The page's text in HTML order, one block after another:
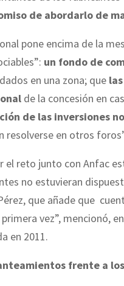
de abordarlo de
pone encima de la
un fondo de
en una zona; que
de la concesión en
de las inversiones
resolverse en otros
el reto junto con Anfac
no estuvieran
que añade que
vez”, mencionó,
en 2011.
frente a